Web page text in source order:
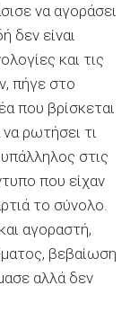
να αγοράσει
δεν είναι
και τις
πήγε στο
που βρίσκεται
ρωτήσει τι
στις
που είχαν
το σύνολο.
αγοραστή,
βεβαίωση
αλλά δεν